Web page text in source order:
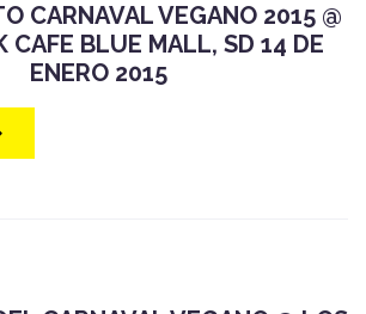
CARNAVAL VEGANO 2015 @
CAFE BLUE MALL, SD 14 DE
ENERO 2015